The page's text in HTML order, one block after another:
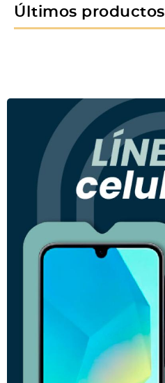
Últimos productos